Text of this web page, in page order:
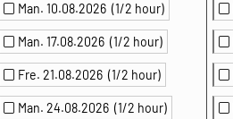
Man. 10.08.2026 (1/2 hour)
Man. 17.08.2026 (1/2 hour)
Fre. 21.08.2026 (1/2 hour)
Man. 24.08.2026 (1/2 hour)